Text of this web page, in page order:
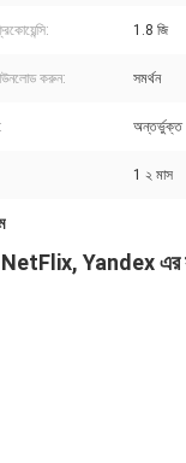
1.8 জি
করুন: সমর্থন
অন্তর্ভুক্ত
1 ২ মাস
Yandex এর